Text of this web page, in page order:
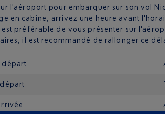
l'aéroport pour embarquer sur son vol
en cabine, arrivez une heure avant
préférable de vous présenter sur
il est recommandé de rallonger ce
départ